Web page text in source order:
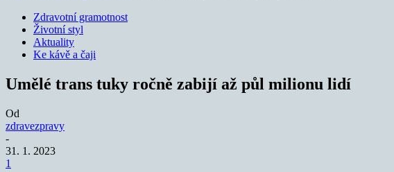
Zdravotní gramotnost
Životní styl
Aktuality
Ke kávě a čaji
Umělé trans tuky ročně zabijí až půl milionu lidí
Od
zdravezpravy
-
31. 1. 2023
1